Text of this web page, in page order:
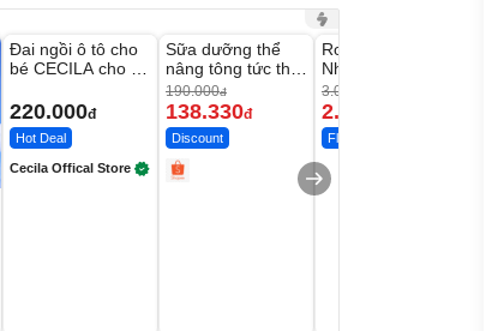
Đai ngồi ô tô cho
bé CECILA cho bé
220.000đ
Hot Deal
Cecila Offical Store
-27%
Sữa dưỡng thể
nâng tông tức thì
Vaseline Body
190.000đ
138.330đ
Discount
Robot Hút Bụi Lau
Nhà - D2-001 -
Thông Minh
3.000.000
2.200.000
Flash Sale